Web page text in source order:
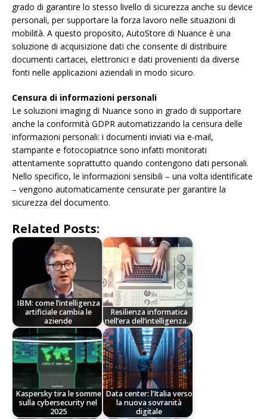
grado di garantire lo stesso livello di sicurezza anche su device
personali, per supportare la forza lavoro nelle situazioni di
mobilità. A questo proposito, AutoStore di Nuance è una
soluzione di acquisizione dati che consente di distribuire
documenti cartacei, elettronici e dati provenienti da diverse
fonti nelle applicazioni aziendali in modo sicuro.
Censura di informazioni personali
Le soluzioni imaging di Nuance sono in grado di supportare
anche la conformità GDPR automatizzando la censura delle
informazioni personali: i documenti inviati via e-mail,
stampante e fotocopiatrice sono infatti monitorati
attentamente soprattutto quando contengono dati personali.
Nello specifico, le informazioni sensibili – una volta identificate
– vengono automaticamente censurate per garantire la
sicurezza del documento.
Related Posts:
IBM: come l’intelligenza
artificiale cambia le
aziende
Resilienza informatica
nell’era dell’intelligenza…
Kaspersky tira le somme
sulla cybersecurity nel
2025
Data center: l’Italia verso
la nuova sovranità
digitale